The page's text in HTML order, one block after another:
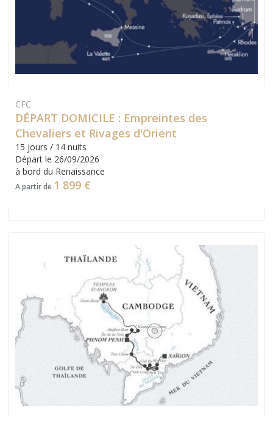
CFC
DÉPART DOMICILE : Empreintes des
Chevaliers et Rivages d'Orient
15 jours / 14 nuits
Départ le 26/09/2026
à bord du Renaissance
A partir de 1 899 €